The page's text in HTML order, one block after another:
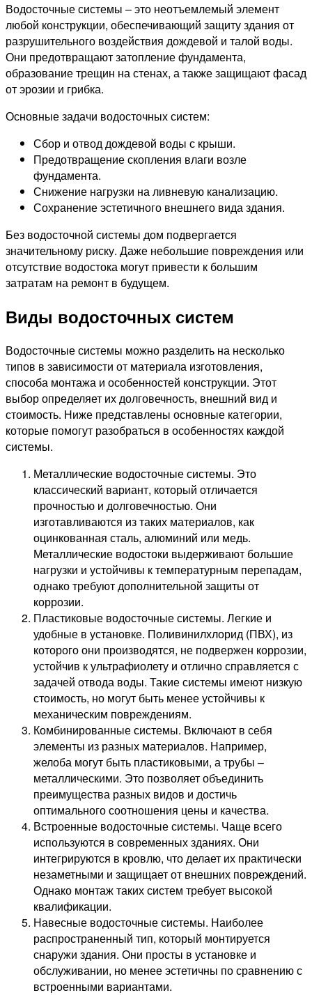
Водосточные системы – это неотъемлемый элемент
любой конструкции, обеспечивающий защиту здания от
разрушительного воздействия дождевой и талой воды.
Они предотвращают затопление фундамента,
образование трещин на стенах, а также защищают фасад
от эрозии и грибка.
Основные задачи водосточных систем:
Сбор и отвод дождевой воды с крыши.
Предотвращение скопления влаги возле
фундамента.
Снижение нагрузки на ливневую канализацию.
Сохранение эстетичного внешнего вида здания.
Без водосточной системы дом подвергается
значительному риску. Даже небольшие повреждения или
отсутствие водостока могут привести к большим
затратам на ремонт в будущем.
Виды водосточных систем
Водосточные системы можно разделить на несколько
типов в зависимости от материала изготовления,
способа монтажа и особенностей конструкции. Этот
выбор определяет их долговечность, внешний вид и
стоимость. Ниже представлены основные категории,
которые помогут разобраться в особенностях каждой
системы.
Металлические водосточные системы. Это
классический вариант, который отличается
прочностью и долговечностью. Они
изготавливаются из таких материалов, как
оцинкованная сталь, алюминий или медь.
Металлические водостоки выдерживают большие
нагрузки и устойчивы к температурным перепадам,
однако требуют дополнительной защиты от
коррозии.
Пластиковые водосточные системы. Легкие и
удобные в установке. Поливинилхлорид (ПВХ), из
которого они производятся, не подвержен коррозии,
устойчив к ультрафиолету и отлично справляется с
задачей отвода воды. Такие системы имеют низкую
стоимость, но могут быть менее устойчивы к
механическим повреждениям.
Комбинированные системы. Включают в себя
элементы из разных материалов. Например,
желоба могут быть пластиковыми, а трубы –
металлическими. Это позволяет объединить
преимущества разных видов и достичь
оптимального соотношения цены и качества.
Встроенные водосточные системы. Чаще всего
используются в современных зданиях. Они
интегрируются в кровлю, что делает их практически
незаметными и защищает от внешних повреждений.
Однако монтаж таких систем требует высокой
квалификации.
Навесные водосточные системы. Наиболее
распространенный тип, который монтируется
снаружи здания. Они просты в установке и
обслуживании, но менее эстетичны по сравнению с
встроенными вариантами.